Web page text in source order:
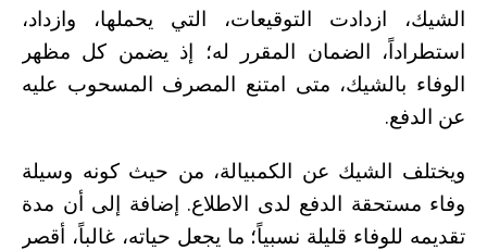
الشيك، ازدادت التوقيعات، التي يحملها، وازداد،
استطراداً، الضمان المقرر له؛ إذ يضمن كل مظهر
الوفاء بالشيك، متى امتنع المصرف المسحوب عليه
عن الدفع.
ويختلف الشيك عن الكمبيالة، من حيث كونه وسيلة
وفاء مستحقة الدفع لدى الاطلاع. إضافة إلى أن مدة
تقديمه للوفاء قليلة نسبياً؛ ما يجعل حياته، غالباً، أقصر